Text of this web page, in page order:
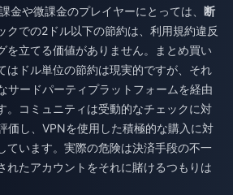
金や微課金のプレイヤーにとっては、 断
クでの2ドル以下の節約は、利用規約違反
を立てる価値がありません。まとめ買い
はドル単位の節約は現実的ですが、それ
サードパーティプラットフォームを経由
。コミュニティは受動的なチェックに対
価し、VPNを使用した積極的な購入に対
ています。実際の危険は決済手段の不一
れたアカウントをそれに賭けるつもりは